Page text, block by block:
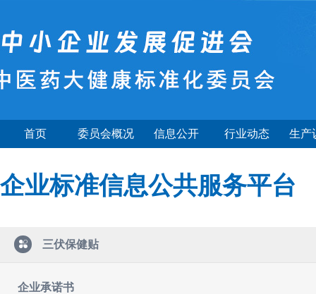
首页 委员会概况 信息公开 行业动态 生产
企业标准信息公共服务平台
三伏保健贴
企业承诺书